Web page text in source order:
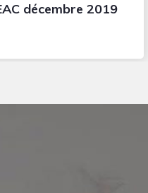
décembre 2019